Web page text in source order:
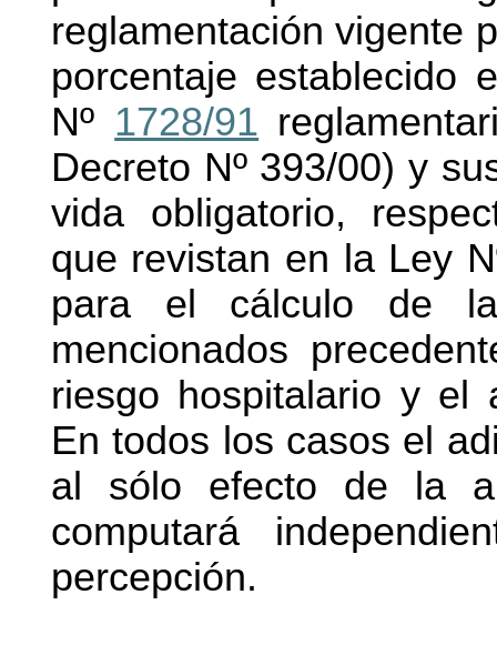
reglamentación vigente
porcentaje establecido
Nº 1728/91
Decreto Nº 393/00) y
vida obligatorio,
que revistan en la Ley
para el cálculo de la
mencionados
riesgo hospitalario y el
En todos los casos el
al sólo efecto de la
computará
percepción.